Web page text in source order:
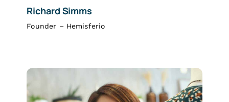
Richard Simms
Founder – Hemisferio